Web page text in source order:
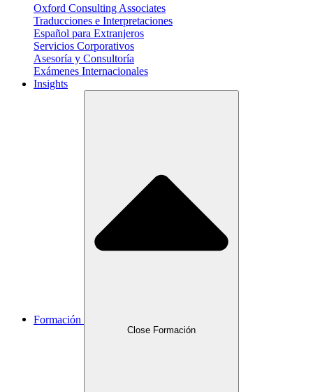
Oxford Consulting Associates
Traducciones e Interpretaciones
Español para Extranjeros
Servicios Corporativos
Asesoría y Consultoría
Exámenes Internacionales
Insights
Formación
Close Formación